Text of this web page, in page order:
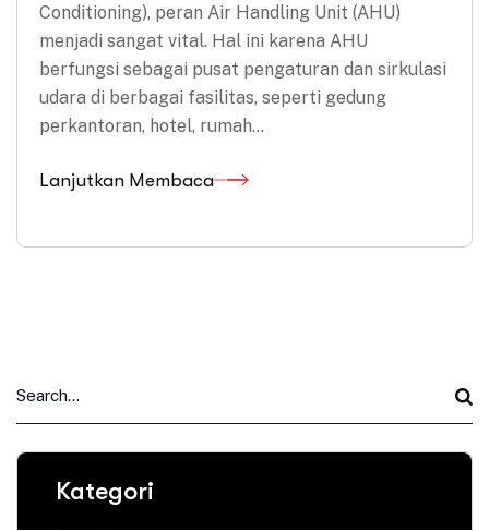
Conditioning), peran Air Handling Unit (AHU)
menjadi sangat vital. Hal ini karena AHU
berfungsi sebagai pusat pengaturan dan sirkulasi
udara di berbagai fasilitas, seperti gedung
perkantoran, hotel, rumah…
Lanjutkan Membaca
Kategori